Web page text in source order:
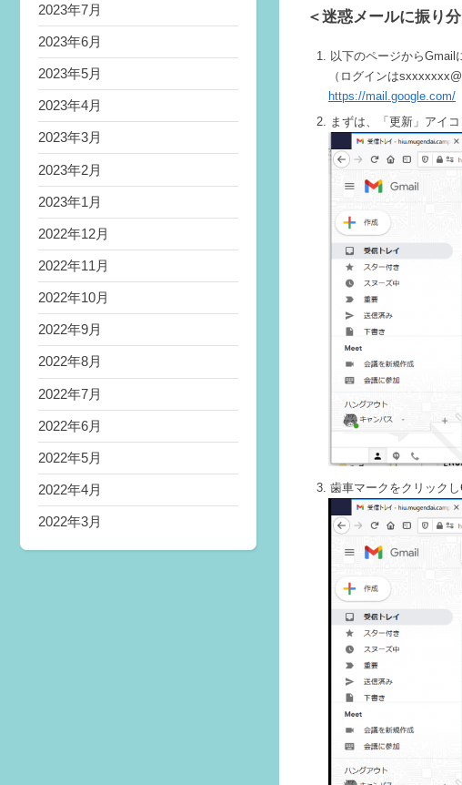
＜迷惑メールに振り
以下のページからGmail
（ログインは
https://mail.google.com/
まずは、「更新」アイ
歯車マークをクリックし
2023年7月
2023年6月
2023年5月
2023年4月
2023年3月
2023年2月
2023年1月
2022年12月
2022年11月
2022年10月
2022年9月
2022年8月
2022年7月
2022年6月
2022年5月
2022年4月
2022年3月